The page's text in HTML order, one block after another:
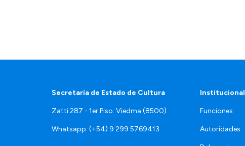
Secretaría de Estado de Cultura
Zatti 287 - 1er Piso. Viedma (8500)
Whatsapp: (+54) 9 299 5769413
Institucional
Funciones
Autoridades